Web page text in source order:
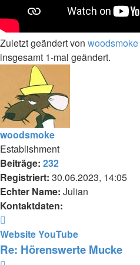
Zuletzt geändert von woodsmoke
insgesamt 1-mal geändert.
woodsmoke
Establishment
Beiträge: 232
Registriert: 30.06.2023, 14:05
Echter Name: Julian
Kontaktdaten:
von
woodsmoke
WebsiteYouTube
Re: Hörenswerte Mucke